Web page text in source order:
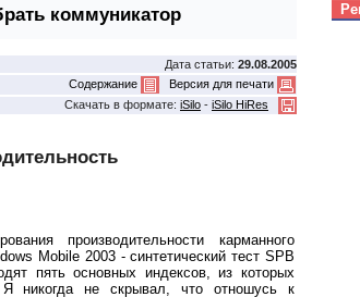
коммуникатор
Дата статьи: 29.08.2005
Содержание
Версия для печати
Скачать в формате: iSilo - iSilo HiRes
производительности карманного
Mobile 2003 - синтетический тест SPB
пять основных индексов, из которых
Я никогда не скрывал, что отношусь к